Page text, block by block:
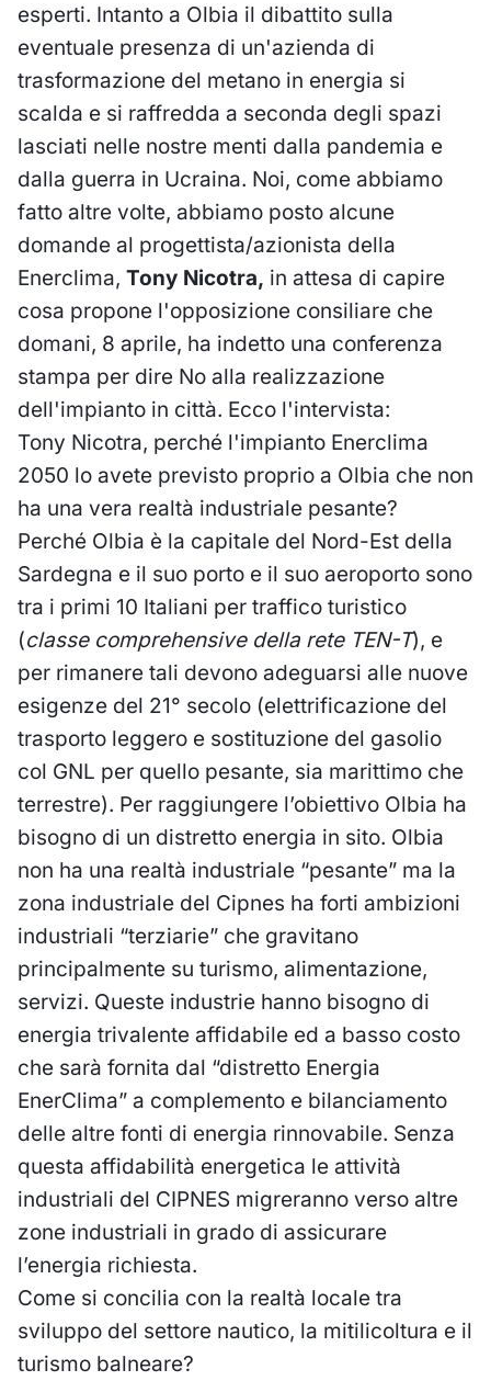
esperti. Intanto a Olbia il dibattito sulla
eventuale presenza di un'azienda di
trasformazione del metano in energia si
scalda e si raffredda a seconda degli spazi
lasciati nelle nostre menti dalla pandemia e
dalla guerra in Ucraina. Noi, come abbiamo
fatto altre volte, abbiamo posto alcune
domande al progettista/azionista della
Enerclima, Tony Nicotra, in attesa di capire
cosa propone l'opposizione consiliare che
domani, 8 aprile, ha indetto una conferenza
stampa per dire No alla realizzazione
dell'impianto in città. Ecco l'intervista:
Tony Nicotra, perché l'impianto Enerclima
2050 lo avete previsto proprio a Olbia che non
ha una vera realtà industriale pesante?
Perché Olbia è la capitale del Nord-Est della
Sardegna e il suo porto e il suo aeroporto sono
tra i primi 10 Italiani per traffico turistico
(classe comprehensive della rete TEN-T), e
per rimanere tali devono adeguarsi alle nuove
esigenze del 21° secolo (elettrificazione del
trasporto leggero e sostituzione del gasolio
col GNL per quello pesante, sia marittimo che
terrestre). Per raggiungere l’obiettivo Olbia ha
bisogno di un distretto energia in sito. Olbia
non ha una realtà industriale “pesante” ma la
zona industriale del Cipnes ha forti ambizioni
industriali “terziarie” che gravitano
principalmente su turismo, alimentazione,
servizi. Queste industrie hanno bisogno di
energia trivalente affidabile ed a basso costo
che sarà fornita dal “distretto Energia
EnerClima” a complemento e bilanciamento
delle altre fonti di energia rinnovabile. Senza
questa affidabilità energetica le attività
industriali del CIPNES migreranno verso altre
zone industriali in grado di assicurare
l’energia richiesta.
Come si concilia con la realtà locale tra
sviluppo del settore nautico, la mitilicoltura e il
turismo balneare?